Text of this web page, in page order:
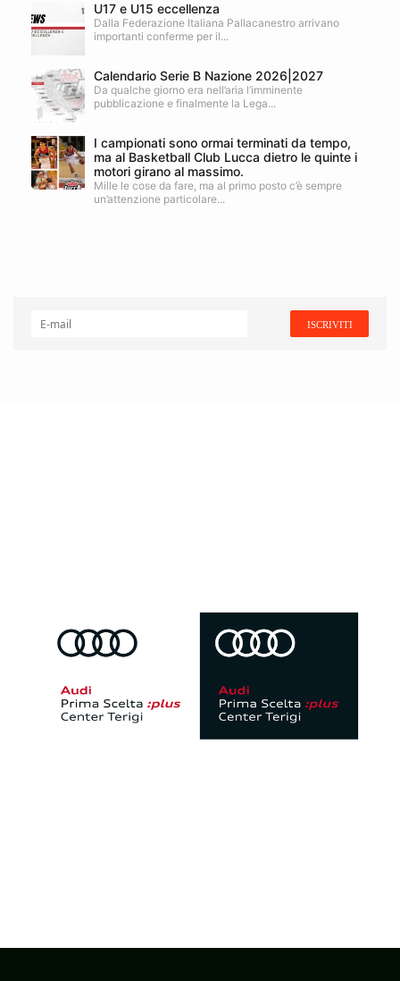
U17 e U15 eccellenza
Dalla Federazione Italiana Pallacanestro arrivano
importanti conferme per il...
Calendario Serie B Nazione 2026|2027
Da qualche giorno era nell’aria l’imminente
pubblicazione e finalmente la Lega...
I campionati sono ormai terminati da tempo,
ma al Basketball Club Lucca dietro le quinte i
motori girano al massimo.
Mille le cose da fare, ma al primo posto c’è sempre
un’attenzione particolare...